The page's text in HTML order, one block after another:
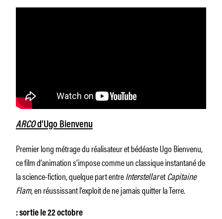
ARCOd’Ugo Bienvenu
Premier long métrage du réalisateur et bédéaste Ugo Bienvenu,
ce film d’animation s’impose comme un classique instantané de
la science-fiction, quelque part entreInterstellaretCapitaine
Flam, en réussissant l’exploit de ne jamais quitter la Terre.
: sortie le 22 octobre